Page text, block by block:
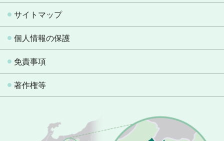
サイトマップ
個人情報の保護
免責事項
著作権等